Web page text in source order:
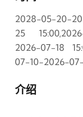
2028-05-20-
25
2026-07-18
07-10-2026-07-
介绍